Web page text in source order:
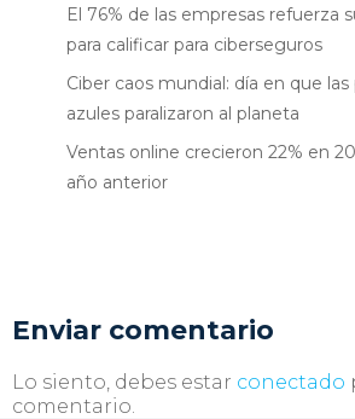
El 76% de las empresas refuerza
para calificar para ciberseguros
Ciber caos mundial: día en que las
azules paralizaron al planeta
Ventas online crecieron 22% en
año anterior
Enviar comentario
Lo siento, debes estar conectado
comentario.